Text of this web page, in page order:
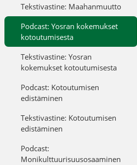
Tekstivastine: Maahanmuutto
Podcast: Yosran kokemukset
kotoutumisesta
Tekstivastine: Yosran
kokemukset kotoutumisesta
Podcast: Kotoutumisen
edistäminen
Tekstivastine: Kotoutumisen
edistäminen
Podcast:
Monikulttuurisuusosaaminen